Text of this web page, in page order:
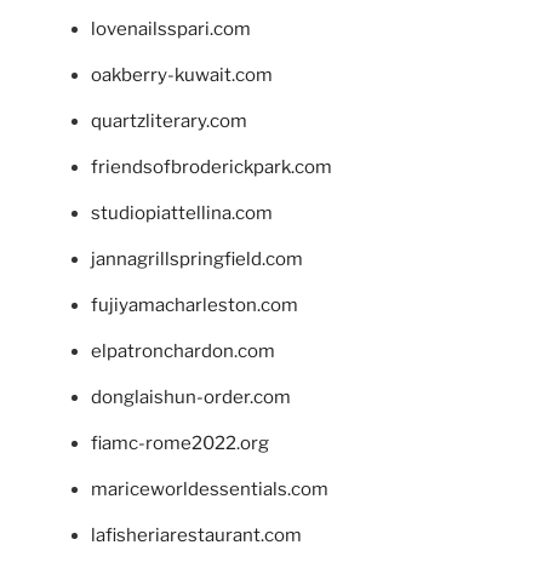
lovenailsspari.com
oakberry-kuwait.com
quartzliterary.com
friendsofbroderickpark.com
studiopiattellina.com
jannagrillspringfield.com
fujiyamacharleston.com
elpatronchardon.com
donglaishun-order.com
fiamc-rome2022.org
mariceworldessentials.com
lafisheriarestaurant.com